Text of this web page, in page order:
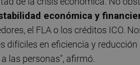
económica y
el FLA o los créditos ICO.
difíciles en eficiencia y
las personas", afirmó.